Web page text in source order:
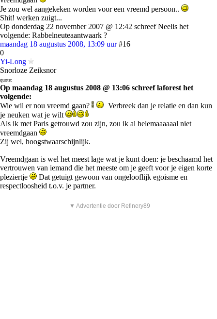
Je zou wel aangekeken worden voor een vreemd persoon..
Shit! werken zuigt...
Op donderdag 22 november 2007 @ 12:42 schreef Neelis het
volgende: Rabbelneuteaantwaark ?
maandag 18 augustus 2008, 13:09 uur #16
0
Yi-Long
Snorloze Zeiksnor
quote:
Op maandag 18 augustus 2008 @ 13:06 schreef laforest het
volgende:
Wie wil er nou vreemd gaan?
Verbreek dan je relatie en dan kun
je neuken wat je wilt
Als ik met Paris getrouwd zou zijn, zou ik al helemaaaaaal niet
vreemdgaan
Zij wel, hoogstwaarschijnlijk.
Vreemdgaan is wel het meest lage wat je kunt doen: je beschaamd het
vertrouwen van iemand die het meeste om je geeft voor je eigen korte
pleziertje
Dat getuigt gewoon van ongelooflijk egoisme en
respectloosheid t.o.v. je partner.
▼ Advertentie door Refinery89